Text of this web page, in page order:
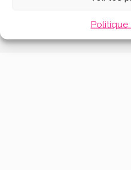
Politique
© Salon des communes de